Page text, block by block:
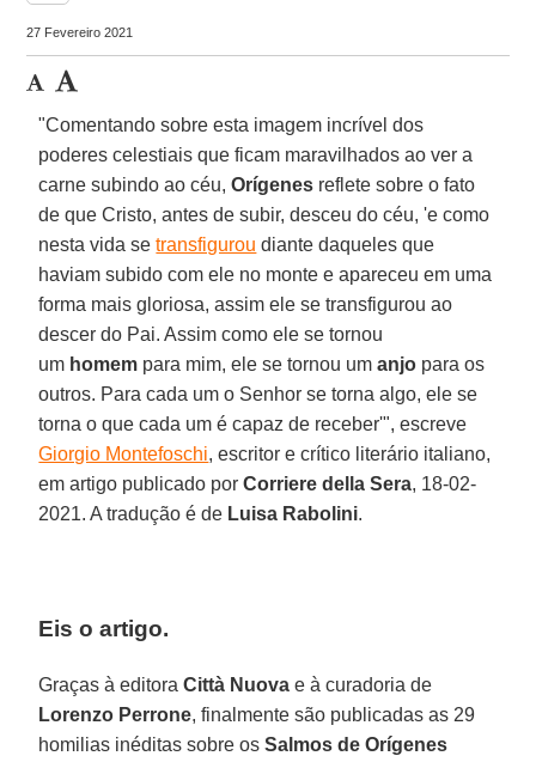
27 Fevereiro 2021
"Comentando sobre esta imagem incrível dos
poderes celestiais que ficam maravilhados ao ver a
carne subindo ao céu,Orígenes reflete sobre o fato
de que Cristo, antes de subir, desceu do céu, 'e como
nesta vida setransfigurou diante daqueles que
haviam subido com ele no monte e apareceu em uma
forma mais gloriosa, assim ele se transfigurou ao
descer do Pai. Assim como ele se tornou
um homem para mim, ele se tornou umanjo para os
outros. Para cada um o Senhor se torna algo, ele se
torna o que cada um é capaz de receber'", escreve
Giorgio Montefoschi, escritor e crítico literário italiano,
em artigo publicado porCorriere della Sera, 18-02-
2021. A tradução é de Luisa Rabolini.
Eis o artigo.
Graças à editoraCittà Nuova e à curadoria de
Lorenzo Perrone, finalmente são publicadas as 29
homilias inéditas sobre osSalmos de Orígenes